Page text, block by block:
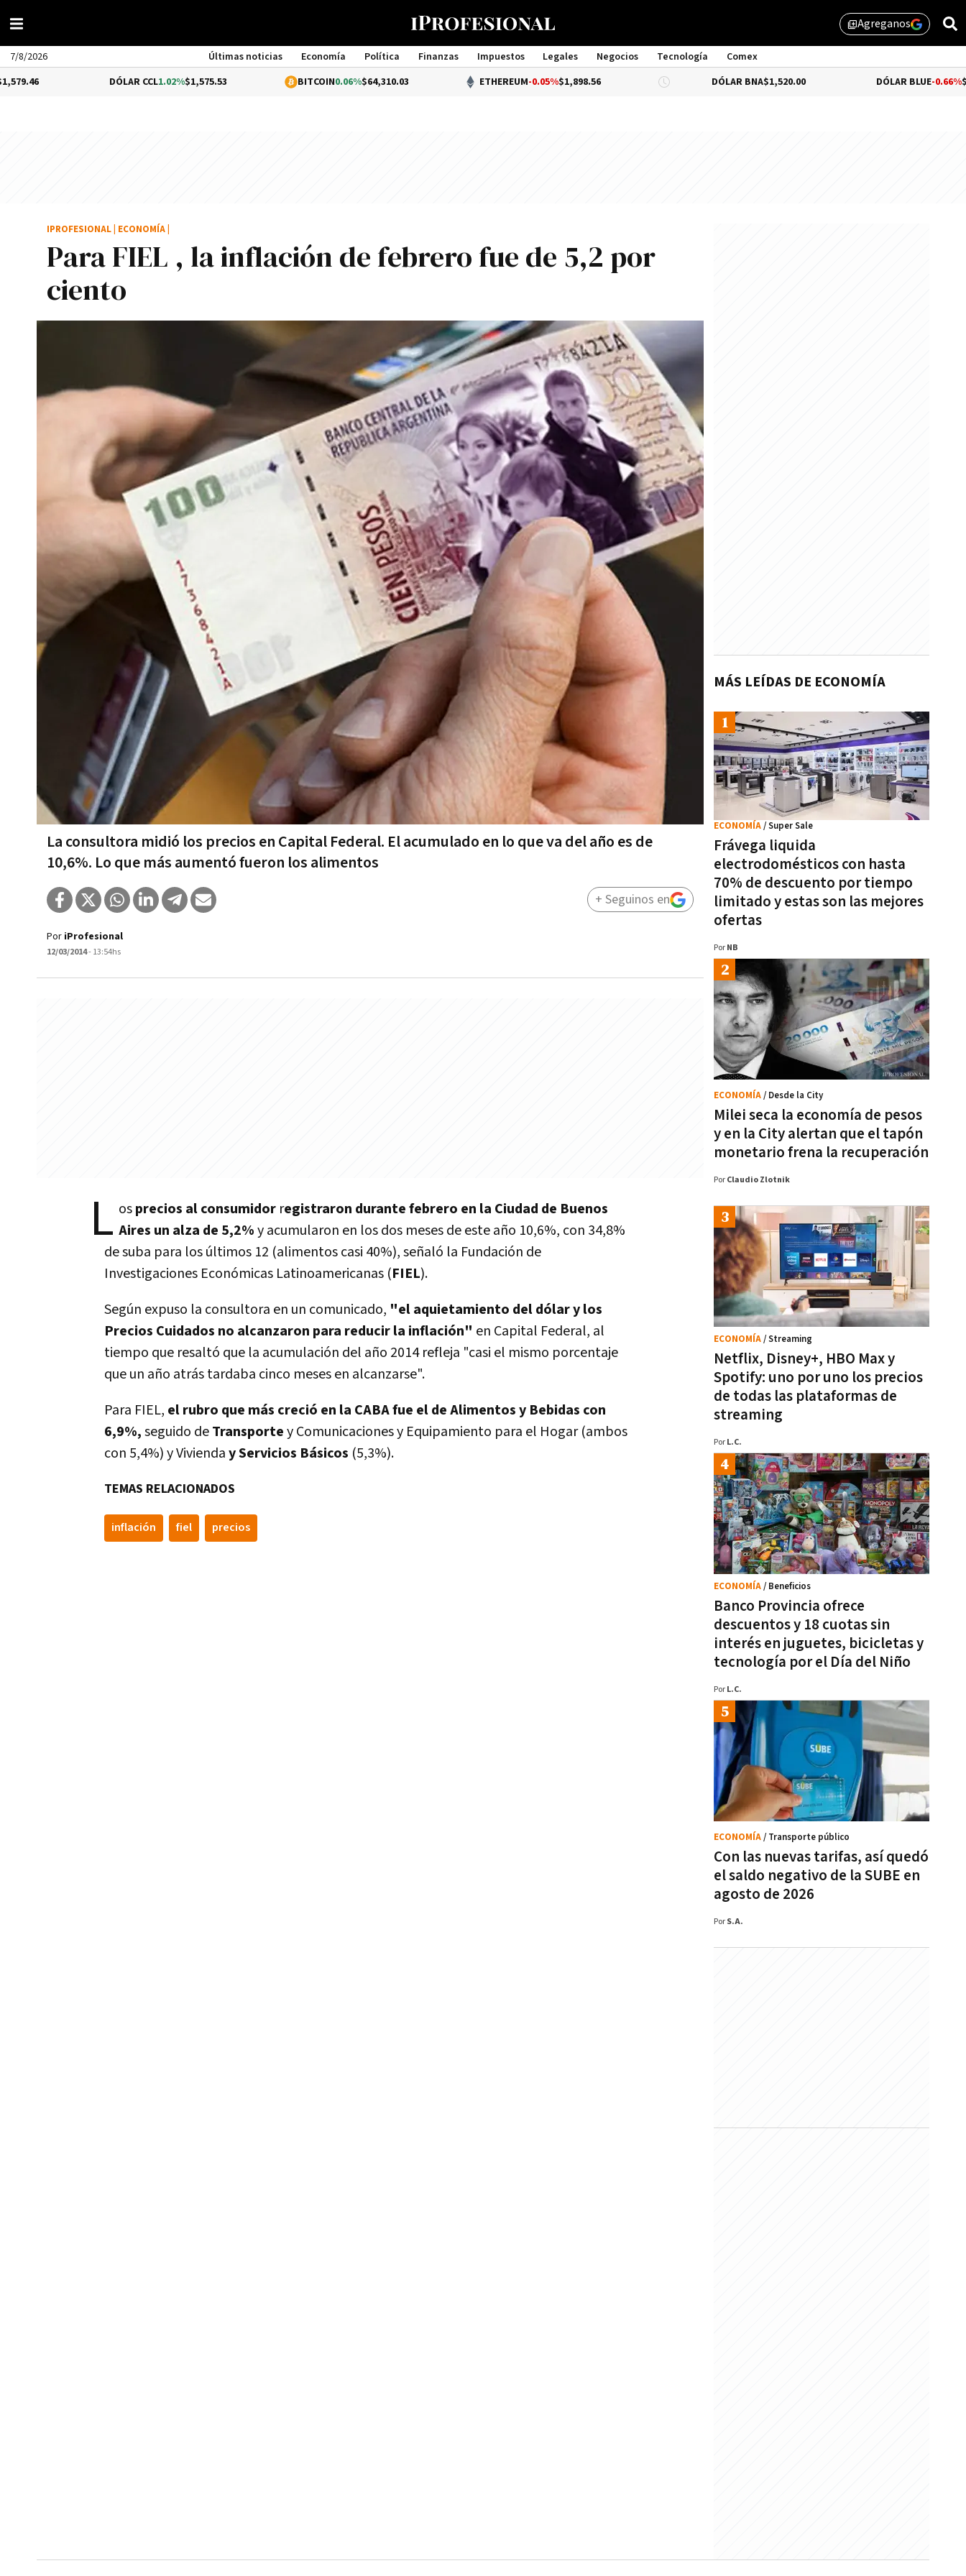
library_addAgreganos
7/8/2026 Últimas noticias Economía Política Finanzas Impuestos Legales Negocios Tecnología
Comex
Management
DÓLAR CCL1.02%$1,575.53 BITCOIN0.06%$64,310.03 ETHEREUM-0.05%$1,898.56 DÓLAR BNA$1,520.00 DÓLAR BLUE-0.66%$1,530.00
Para FIEL , la inflación de febrero fue de 5,2 por
ciento
La consultora midió los precios en Capital Federal. El acumulado en lo que va del año es de
10,6%. Lo que más aumentó fueron los alimentos
IPROFESIONAL ECONOMÍA
Por iProfesional
12/03/2014- 13:54hs
+ Seguinos en
L osprecios al consumidor registraron durante febrero en la Ciudad de Buenos
Aires un alza de 5,2%y acumularon en los dos meses de este año 10,6%, con 34,8%
de suba para los últimos 12 (alimentos casi 40%), señaló la Fundación de
Investigaciones Económicas Latinoamericanas (FIEL).
Según expuso la consultora en un comunicado, "el aquietamiento del dólar y los
Precios Cuidados no alcanzaron para reducir la inflación" en Capital Federal, al
tiempo que resaltó que la acumulación del año 2014 refleja "casi el mismo porcentaje
que un año atrás tardaba cinco meses en alcanzarse".
Para FIEL, el rubro que más creció en la CABA fue el de Alimentos y Bebidas con
6,9%,seguido deTransportey Comunicaciones y Equipamiento para el Hogar (ambos
con 5,4%) y Vivienday Servicios Básicos (5,3%).
TEMAS RELACIONADOS
inflación fiel precios
MÁS LEÍDAS DE ECONOMÍA
Frávega liquida
electrodomésticos con hasta
70% de descuento por tiempo
limitado y estas son las mejores
ofertas
ECONOMÍA/ Super Sale
Por NB
Milei seca la economía de pesos
y en la City alertan que el tapón
monetario frena la recuperación
ECONOMÍA/ Desde la City
Por Claudio Zlotnik
Netflix, Disney+, HBO Max y
Spotify: uno por uno los precios
de todas las plataformas de
streaming
ECONOMÍA/ Streaming
Por L.C.
Banco Provincia ofrece
descuentos y 18 cuotas sin
interés en juguetes, bicicletas y
tecnología por el Día del Niño
ECONOMÍA/ Beneficios
Por L.C.
Con las nuevas tarifas, así quedó
el saldo negativo de la SUBE en
agosto de 2026
ECONOMÍA/ Transporte público
Por S.A.